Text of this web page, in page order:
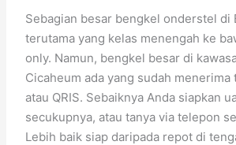
Sebagian besar bengkel onderstel di
terutama yang kelas menengah ke
only. Namun, bengkel besar di
Cicaheum ada yang sudah
atau QRIS. Sebaiknya Anda siapkan
secukupnya, atau tanya via telepon
Lebih baik siap daripada repot di